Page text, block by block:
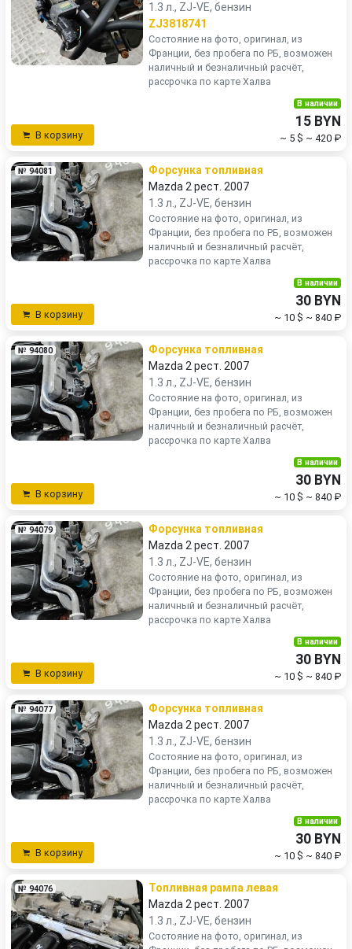
1.3 л., ZJ-VE, бензин
ZJ3818741
Состояние на фото, оригинал, из
Франции, без пробега по РБ, возможен
наличный и безналичный расчёт,
рассрочка по карте Халва
В корзину
В наличии
15 BYN
~ 5 $ ~ 420 ₽
№ 94081
Форсунка топливная
Mazda 2 рест. 2007
1.3 л., ZJ-VE, бензин
Состояние на фото, оригинал, из
Франции, без пробега по РБ, возможен
наличный и безналичный расчёт,
рассрочка по карте Халва
В корзину
В наличии
30 BYN
~ 10 $ ~ 840 ₽
№ 94080
Форсунка топливная
Mazda 2 рест. 2007
1.3 л., ZJ-VE, бензин
Состояние на фото, оригинал, из
Франции, без пробега по РБ, возможен
наличный и безналичный расчёт,
рассрочка по карте Халва
В корзину
В наличии
30 BYN
~ 10 $ ~ 840 ₽
№ 94079
Форсунка топливная
Mazda 2 рест. 2007
1.3 л., ZJ-VE, бензин
Состояние на фото, оригинал, из
Франции, без пробега по РБ, возможен
наличный и безналичный расчёт,
рассрочка по карте Халва
В корзину
В наличии
30 BYN
~ 10 $ ~ 840 ₽
№ 94077
Форсунка топливная
Mazda 2 рест. 2007
1.3 л., ZJ-VE, бензин
Состояние на фото, оригинал, из
Франции, без пробега по РБ, возможен
наличный и безналичный расчёт,
рассрочка по карте Халва
В корзину
В наличии
30 BYN
~ 10 $ ~ 840 ₽
№ 94076
Топливная рампа левая
Mazda 2 рест. 2007
1.3 л., ZJ-VE, бензин
Состояние на фото, оригинал, из